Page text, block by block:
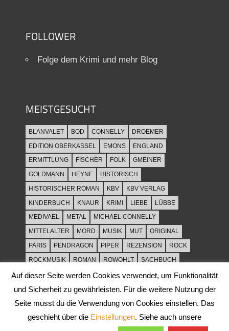
FOLLOWER
Folge dem Krimi und mehr Blog
MEISTGESUCHT
BLANVALET BOD CONNELLY
DROEMER
EDITION OBERKASSEL
EMONS
ENGLAND
ERMITTLUNG
FISCHER FOLK
GMEINER
GOLDMANN
HEYNE
HISTORISCH
HISTORISCHER ROMAN
KBV
KBV VERLAG
KINDERBUCH
KNAUR KRIMI LIEBE
LÜBBE
MEDIVAEL
METAL
MICHAEL CONNELLY
MITTELALTER
MORD MUSIK MUT
ORIGINAL
PARIS
PENDRAGON PIPER REZENSION
ROCK
ROCKMUSIK
ROMAN ROWOHLT
SACHBUCH
SPANNUNG
SYLT THRILLER TOD
ULLSTEIN
WEIHNACHT
Auf dieser Seite werden Cookies verwendet, um Funktionalität
und Sicherheit zu gewährleisten. Für die weitere Nutzung der
Seite musst du die Verwendung von Cookies einstellen. Das
geschieht über die Einstellungen. Siehe auch unsere